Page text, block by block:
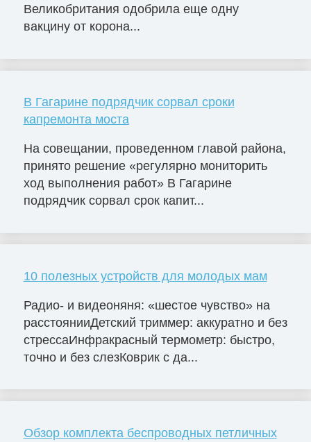
Великобритания одобрила еще одну
вакцину от корона...
В Гагарине подрядчик сорвал сроки
капремонта моста
На совещании, проведенном главой района,
принято решение «регулярно мониторить
ход выполнения работ» В Гагарине
подрядчик сорвал срок капит...
10 полезных устройств для молодых мам
Радио- и видеоняня: «шестое чувство» на
расстоянииДетский триммер: аккуратно и без
стрессаИнфракрасный термометр: быстро,
точно и без слезКоврик с да...
Обзор комплекта беспроводных петличных